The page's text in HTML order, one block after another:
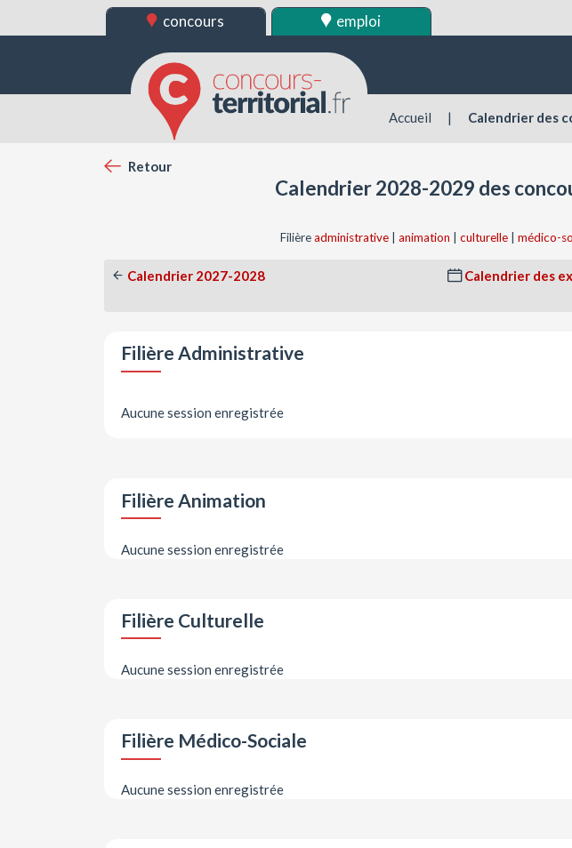
concours emploi
Accueil | Calendrier des
Retour
Calendrier 2028-2029 des
Filièreadministrative| animation | culturelle| médico-
Calendrier 2027-2028
Calendrier des
Filière Administrative
Aucune session enregistrée
Filière Animation
Aucune session enregistrée
Filière Culturelle
Aucune session enregistrée
Filière Médico-Sociale
Aucune session enregistrée